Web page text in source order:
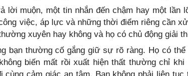
lời muộn, một tin nhắn đến chậm hay một lần
việc, áp lực và những thời điểm riêng cần
xuyên hay không và họ có chủ động giải
bạn thường cố gắng giữ sự rõ ràng. Họ có thể
biến mất rồi xuất hiện thất thường chỉ khi